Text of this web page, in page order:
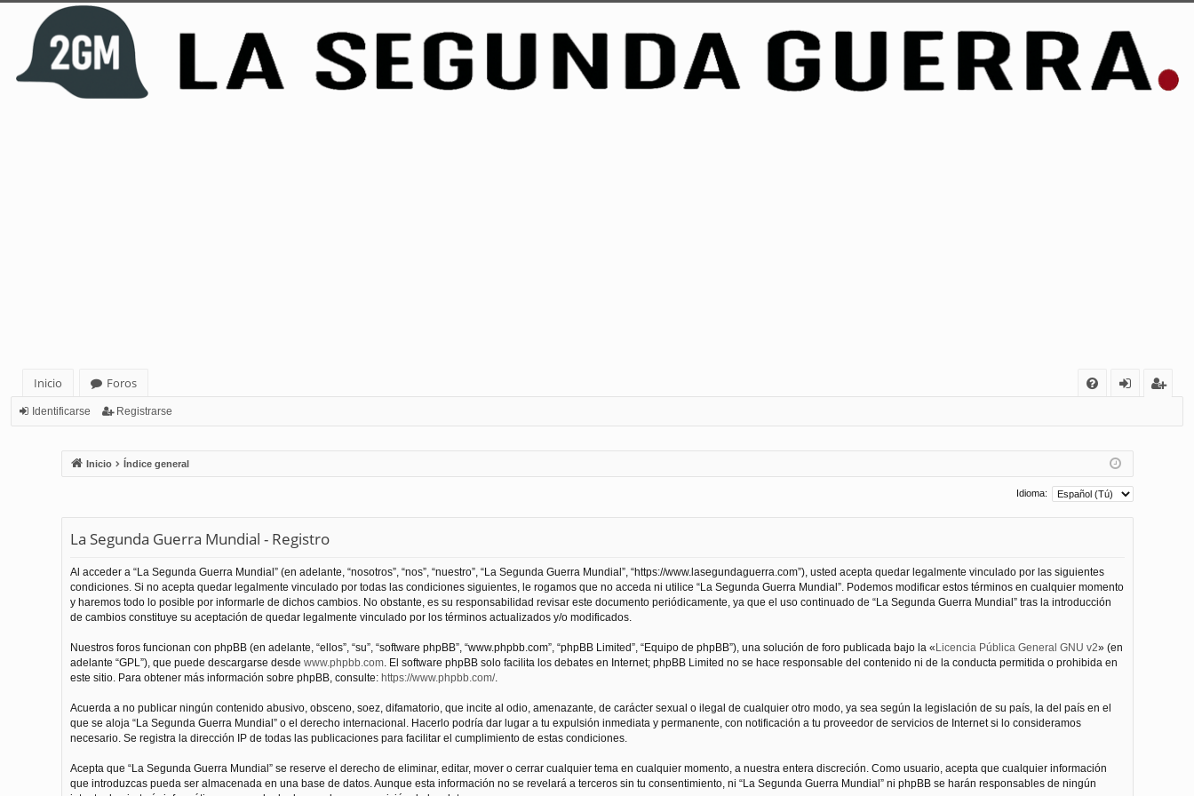
Inicio
Foros
ca
rs
Identificarse Registrarse
Inicio Índice general
Idioma:
La Segunda Guerra Mundial - Registro
Al acceder a “La Segunda Guerra Mundial” (en adelante, “nosotros”, “nos”, “nuestro”, “La Segunda Guerra Mundial”, “https://www.lasegundaguerra.com”), usted acepta quedar legalmente vinculado por las siguientes
condiciones. Si no acepta quedar legalmente vinculado por todas las condiciones siguientes, le rogamos que no acceda ni utilice “La Segunda Guerra Mundial”. Podemos modificar estos términos en cualquier momento
y haremos todo lo posible por informarle de dichos cambios. No obstante, es su responsabilidad revisar este documento periódicamente, ya que el uso continuado de “La Segunda Guerra Mundial” tras la introducción
de cambios constituye su aceptación de quedar legalmente vinculado por los términos actualizados y/o modificados.
Nuestros foros funcionan con phpBB (en adelante, “ellos”, “su”, “software phpBB”, “www.phpbb.com”, “phpBB Limited”, “Equipo de phpBB”), una solución de foro publicada bajo la « Licencia Pública General GNU v2» (en
adelante “GPL”), que puede descargarse desde www.phpbb.com. El software phpBB solo facilita los debates en Internet; phpBB Limited no se hace responsable del contenido ni de la conducta permitida o prohibida en
este sitio. Para obtener más información sobre phpBB, consulte: https://www.phpbb.com/.
Acuerda a no publicar ningún contenido abusivo, obsceno, soez, difamatorio, que incite al odio, amenazante, de carácter sexual o ilegal de cualquier otro modo, ya sea según la legislación de su país, la del país en el
que se aloja “La Segunda Guerra Mundial” o el derecho internacional. Hacerlo podría dar lugar a tu expulsión inmediata y permanente, con notificación a tu proveedor de servicios de Internet si lo consideramos
necesario. Se registra la dirección IP de todas las publicaciones para facilitar el cumplimiento de estas condiciones.
Acepta que “La Segunda Guerra Mundial” se reserve el derecho de eliminar, editar, mover o cerrar cualquier tema en cualquier momento, a nuestra entera discreción. Como usuario, acepta que cualquier información
que introduzcas pueda ser almacenada en una base de datos. Aunque esta información no se revelará a terceros sin tu consentimiento, ni “La Segunda Guerra Mundial” ni phpBB se harán responsables de ningún